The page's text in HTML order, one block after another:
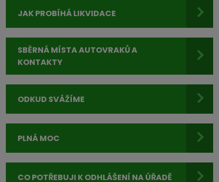
JAK PROBÍHÁ LIKVIDACE
SBĚRNÁ MÍSTA AUTOVRAKŮ A
KONTAKTY
ODKUD SVÁŽÍME
PLNÁ MOC
CO POTŘEBUJI K ODHLÁŠENÍ NA ÚŘADĚ